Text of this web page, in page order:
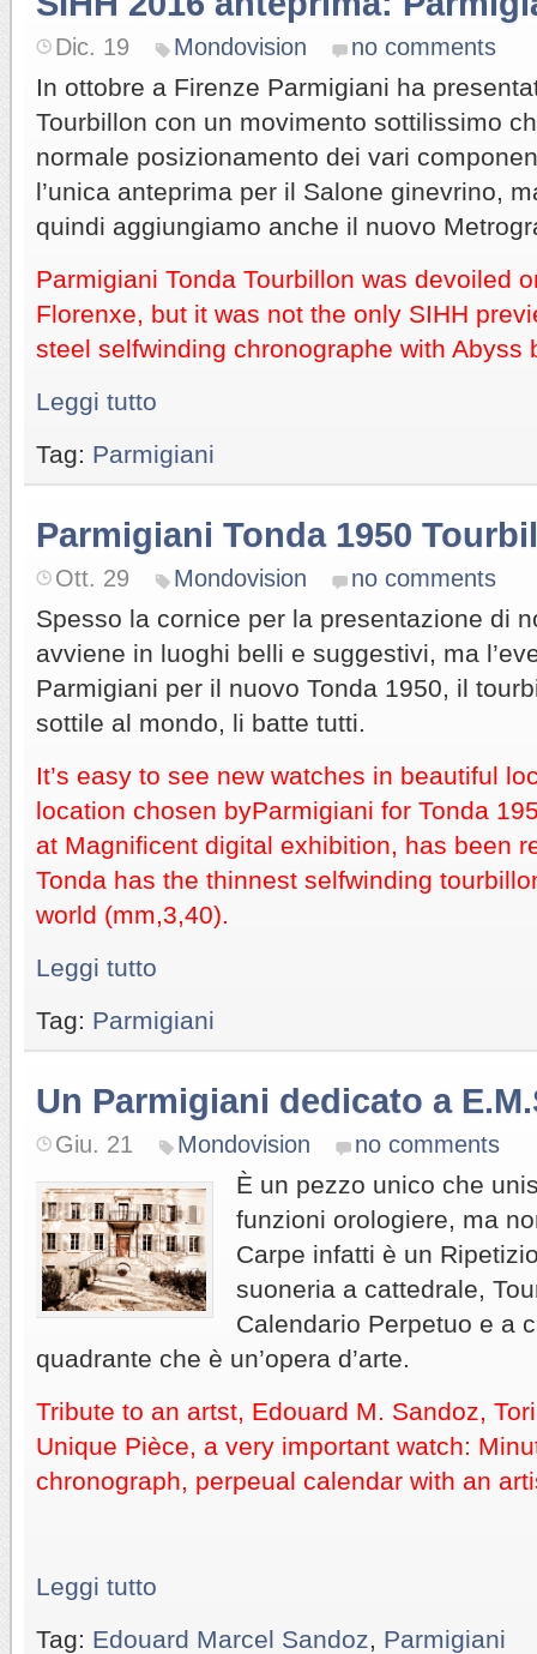
Dic. 19 Mondovision no comments
In ottobre a Firenze Parmigiani ha
Tourbillon con un movimento sottilissimo
normale posizionamento dei vari
l’unica anteprima per il Salone ginevrino,
quindi aggiungiamo anche il nuovo
Parmigiani Tonda Tourbillon was devoiled
Florenxe, but it was not the only SIHH
steel selfwinding chronographe with Abyss
Leggi tutto
Tag: Parmigiani
Parmigiani Tonda 1950
Ott. 29 Mondovision no comments
Spesso la cornice per la presentazione di
avviene in luoghi belli e suggestivi, ma
Parmigiani per il nuovo Tonda 1950, il
sottile al mondo, li batte tutti.
It’s easy to see new watches in beautiful
location chosen byParmigiani for Tonda
at Magnificent digital exhibition, has been
Tonda has the thinnest selfwinding
world (mm,3,40).
Leggi tutto
Tag: Parmigiani
Un Parmigiani dedicato a
Giu. 21 Mondovision no comments
È un pezzo unico che
funzioni orologiere, ma
Carpe infatti è un
suoneria a cattedrale,
Calendario Perpetuo e a
quadrante che è un’opera d’arte.
Tribute to an artst, Edouard M. Sandoz,
Unique Pièce, a very important watch:
chronograph, perpeual calendar with an
Leggi tutto
Tag: Edouard Marcel Sandoz Parmigiani